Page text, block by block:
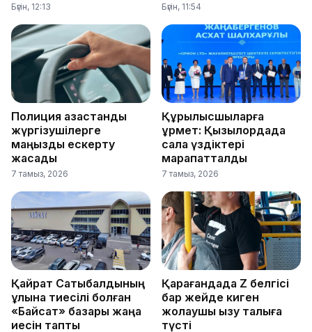
Бүгін, 12:13 Бүгін, 11:54
Полиция қазақстандық
жүргізушілерге
маңызды ескерту
жасады
7 тамыз, 2026
Құрылысшыларға
құрмет: Қызылордада
сала үздіктері
марапатталды
7 тамыз, 2026
Қайрат Сатыбалдының
ұлына тиесілі болған
«Байсат» базары жаңа
иесін тапты
Қарағандада Z белгісі
бар жейде киген
жолаушы қызу талқыға
түсті